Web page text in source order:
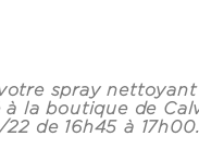
spray
la boutique de
de 16h45 à 17h00.